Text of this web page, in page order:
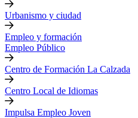
Urbanismo y ciudad
Empleo y formación
Empleo Público
Centro de Formación La Calzada
Centro Local de Idiomas
Impulsa Empleo Joven